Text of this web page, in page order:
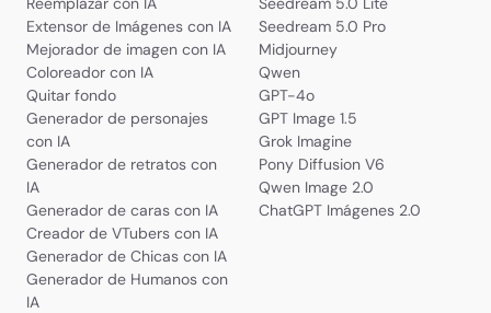
Extensor de Imágenes con IA
Mejorador de imagen con IA
Coloreador con IA
Quitar fondo
Generador de personajes
con IA
Generador de retratos con
IA
Generador de caras con IA
Creador de VTubers con IA
Generador de Chicas con IA
Generador de Humanos con
IA
Seedream 5.0 Pro
Midjourney
Qwen
GPT-4o
GPT Image 1.5
Grok Imagine
Pony Diffusion V6
Qwen Image 2.0
ChatGPT Imágenes 2.0